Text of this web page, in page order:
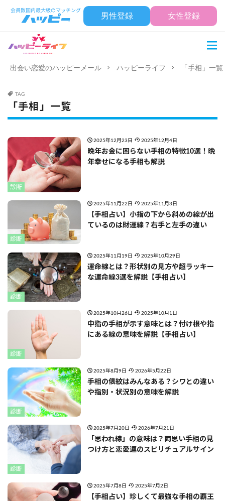
男性登録 女性登録
出会い恋愛のハッピーメール ハッピーライフ 「手相」一覧
TAG
「手相」一覧
診断
2025年12月23日 2025年12月4日
晩年お金に困らない手相の特徴10選！晩
年幸せになる手相も解説
診断
2025年11月22日 2025年11月3日
【手相占い】小指の下から斜めの線が出
ているのは財運線？右手と左手の違い
診断
2025年11月19日 2025年10月29日
運命線とは？形状別の見方や超ラッキー
な運命線3選を解説【手相占い】
診断
2025年10月26日 2025年10月1日
中指の手相が示す意味とは？付け根や指
にある線の意味を解説【手相占い】
診断
2025年8月9日 2026年5月22日
手相の俵紋はみんなある？シワとの違い
や指別・状況別の意味を解説
診断
2025年7月20日 2026年7月21日
「思われ線」の意味は？両思い手相の見
つけ方と恋愛運のスピリチュアルサイン
2025年7月8日 2025年7月2日
【手相占い】珍しくて最強な手相の覇王